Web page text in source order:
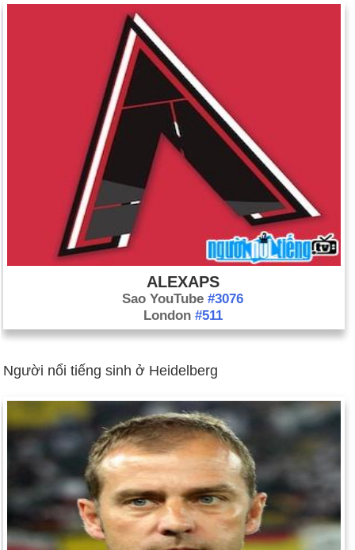
ALEXAPS
Sao YouTube #3076
London #511
Người nổi tiếng sinh ở Heidelberg